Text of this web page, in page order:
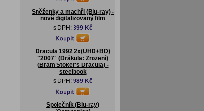
Sněženky a machři (Blu-ray) -
nově digitalizovaný film
s DPH: 399 Kč
Dracula 1992 2x(UHD+BD)
"2007" (Drákula: Zrození)
(Bram Stoker's Dracula) -
steelbook
s DPH: 989 Kč
Společník (Blu-ray)